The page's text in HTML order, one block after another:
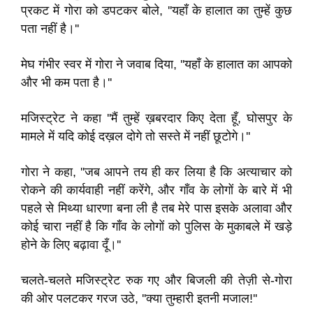
प्रकट में गोरा को डपटकर बोले, ''यहाँ के हालात का तुम्हें कुछ
पता नहीं है।''
मेघ गंभीर स्वर में गोरा ने जवाब दिया, ''यहाँ के हालात का आपको
और भी कम पता है।''
मजिस्ट्रेट ने कहा ''मैं तुम्हें ख़बरदार किए देता हूँ, घोसपुर के
मामले में यदि कोई दख़ल दोगे तो सस्ते में नहीं छूटोगे।''
गोरा ने कहा, ''जब आपने तय ही कर लिया है कि अत्याचार को
रोकने की कार्यवाही नहीं करेंगे, और गाँव के लोगों के बारे में भी
पहले से मिथ्या धारणा बना ली है तब मेरे पास इसके अलावा और
कोई चारा नहीं है कि गाँव के लोगों को पुलिस के मुकाबले में खड़े
होने के लिए बढ़ावा दूँ।''
चलते-चलते मजिस्ट्रेट रुक गए और बिजली की तेज़ी से-गोरा
की ओर पलटकर गरज उठे, ''क्या तुम्हारी इतनी मजाल!''